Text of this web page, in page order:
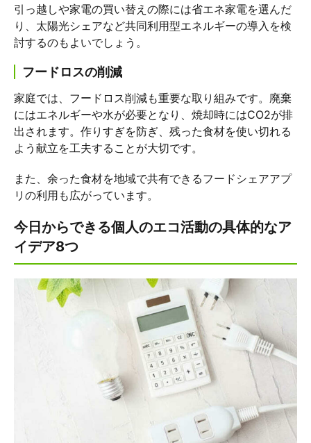
引っ越しや家電の買い替えの際には省エネ家電を選んだ
り、太陽光シェアなど共同利用型エネルギーの導入を検
討するのもよいでしょう。
フードロスの削減
家庭では、フードロス削減も重要な取り組みです。廃棄
にはエネルギーや水が必要となり、焼却時にはCO2が排
出されます。作りすぎを防ぎ、残った食材を使い切れる
よう献立を工夫することが大切です。
また、余った食材を地域で共有できるフードシェアアプ
リの利用も広がっています。
今日からできる個人のエコ活動の具体的なア
イデア8つ